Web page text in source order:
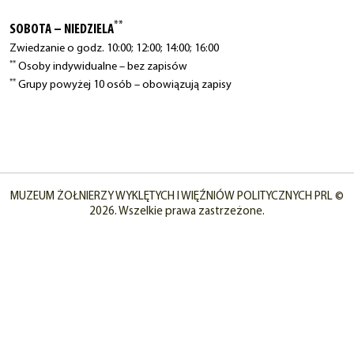
SOBOTA – NIEDZIELA**
Zwiedzanie o godz. 10:00; 12:00; 14:00; 16:00
** Osoby indywidualne – bez zapisów
** Grupy powyżej 10 osób – obowiązują zapisy
MUZEUM ŻOŁNIERZY WYKLĘTYCH I WIĘŹNIÓW POLITYCZNYCH PRL ©
2026. Wszelkie prawa zastrzeżone.